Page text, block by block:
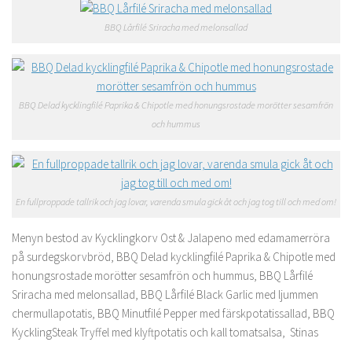
BBQ Lårfilé Sriracha med melonsallad
BBQ Delad kycklingfilé Paprika & Chipotle med honungsrostade morötter sesamfrön
och hummus
En fullproppade tallrik och jag lovar, varenda smula gick åt och jag tog till och med om!
Menyn bestod av Kycklingkorv Ost & Jalapeno med edamamerröra
på surdegskorvbröd, BBQ Delad kycklingfilé Paprika & Chipotle med
honungsrostade morötter sesamfrön och hummus, BBQ Lårfilé
Sriracha med melonsallad, BBQ Lårfilé Black Garlic med ljummen
chermullapotatis, BBQ Minutfilé Pepper med färskpotatissallad, BBQ
KycklingSteak Tryffel med klyftpotatis och kall tomatsalsa, Stinas